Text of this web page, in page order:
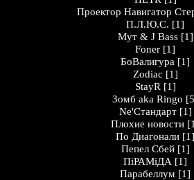
Проектор Навигатор
П.Л.Ю.С. [1]
Мут & J Bass [1]
Foner [1]
БоВалигура [1]
Zodiac [1]
StayR [1]
Зомб aka Ringo
Ne'Стандарт [1]
Плохие новости
По Диагонали [1]
Пепел Сбей [1]
ПіРАМіДА [1]
Парабеллум [1]